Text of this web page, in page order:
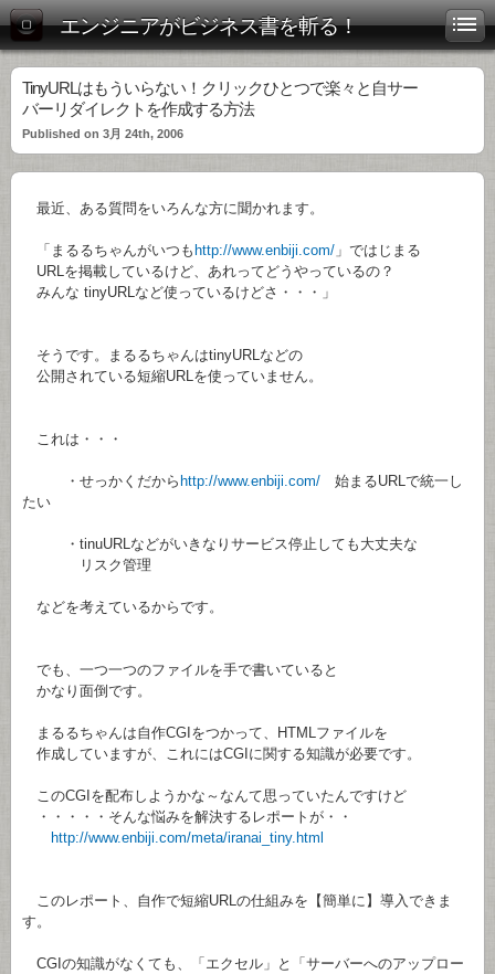
エンジニアがビジネス書を斬る！
TinyURLはもういらない！クリックひとつで楽々と自サー
バーリダイレクトを作成する方法
Published on 3月 24th, 2006
最近、ある質問をいろんな方に聞かれます。
「まるるちゃんがいつも http://www.enbiji.com/ 」ではじまる
URLを掲載しているけど、あれってどうやっているの？
みんな tinyURLなど使っているけどさ・・・」
そうです。まるるちゃんはtinyURLなどの
公開されている短縮URLを使っていません。
これは・・・
・せっかくだから http://www.enbiji.com/ 始まるURLで統一し
たい
・tinuURLなどがいきなりサービス停止しても大丈夫な
リスク管理
などを考えているからです。
でも、一つ一つのファイルを手で書いていると
かなり面倒です。
まるるちゃんは自作CGIをつかって、HTMLファイルを
作成していますが、これにはCGIに関する知識が必要です。
このCGIを配布しようかな～なんて思っていたんですけど
・・・・・そんな悩みを解決するレポートが・・
http://www.enbiji.com/meta/iranai_tiny.html
このレポート、自作で短縮URLの仕組みを【簡単に】導入できま
す。
CGIの知識がなくても、「エクセル」と「サーバーへのアップロー